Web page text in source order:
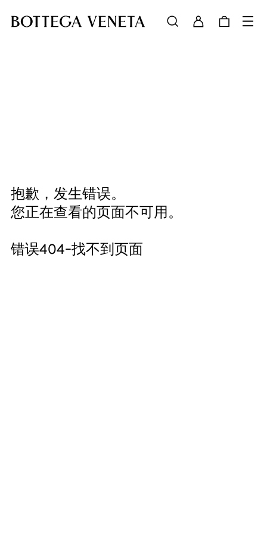
抱歉，发生错误。
您正在查看的页面不可用。
错误404-找不到页面